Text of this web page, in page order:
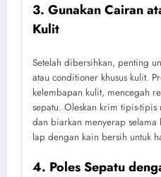
3. Gunakan Cairan
Kulit
Setelah dibersihkan, penting
atau conditioner khusus kulit.
kelembapan kulit, mencegah
sepatu. Oleskan krim tipis-
dan biarkan menyerap
lap dengan kain bersih untuk
4. Poles Sepatu